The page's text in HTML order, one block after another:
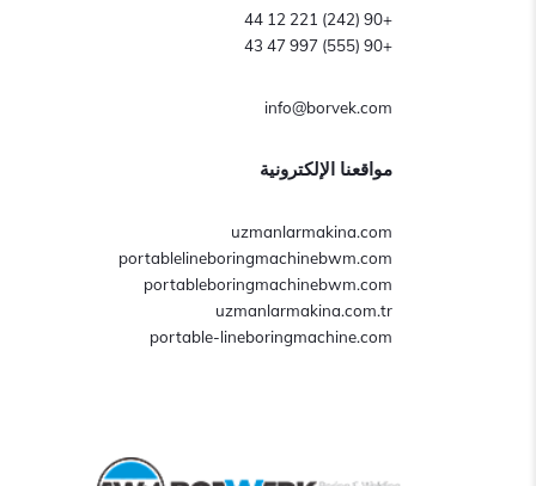
+90 (242) 221 12 44
+90 (555) 997 47 43
info@borvek.com
مواقعنا الإلكترونية
uzmanlarmakina.com
portablelineboringmachinebwm.com
portableboringmachinebwm.com
uzmanlarmakina.com.tr
portable-lineboringmachine.com